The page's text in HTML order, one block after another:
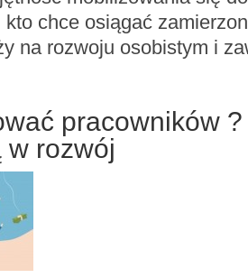
kto chce osiągać
na rozwoju osobistym i
pracowników
w rozwój